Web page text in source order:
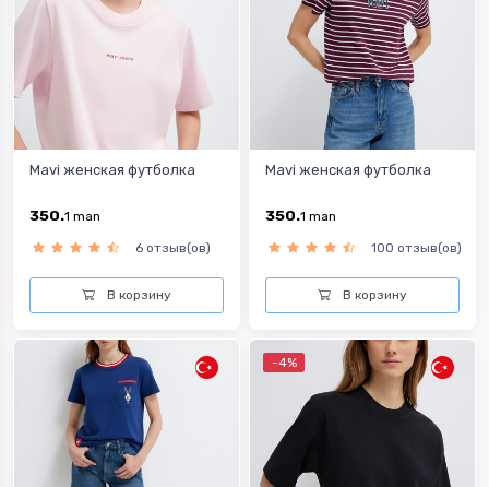
Mavi женская футболка
350.1 man
6 отзыв(ов)
В корзину
Mavi женская футболка
350.1 man
100 отзыв(ов)
В корзину
-4%